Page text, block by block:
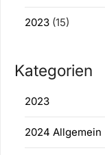
2023 (15)
Kategorien
2023
2024 Allgemein